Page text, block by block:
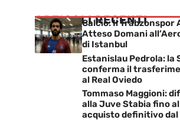
ARTICOLI RECENTI
Calcio: Il Trabzonspor
Atteso Domani
di Istanbul
Estanislau Pedrola: la
conferma il
al Real Oviedo
Tommaso Maggioni:
alla Juve Stabia fino
acquisto definitivo dal